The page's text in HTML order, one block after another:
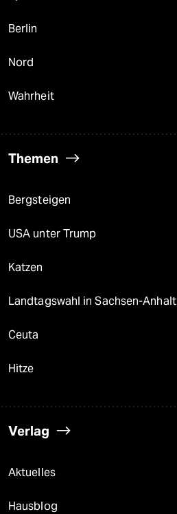
Berlin
Nord
Wahrheit
Themen
Bergsteigen
USA unter Trump
Katzen
Landtagswahl in Sachsen-Anhalt
Ceuta
Hitze
Verlag
Aktuelles
Hausblog